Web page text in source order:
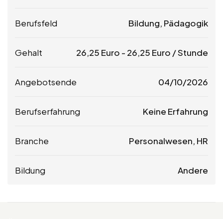
Berufsfeld Bildung, Pädagogik
Gehalt 26,25 Euro - 26,25 Euro / Stunde
Angebotsende 04/10/2026
Berufserfahrung Keine Erfahrung
Branche Personalwesen, HR
Bildung Andere